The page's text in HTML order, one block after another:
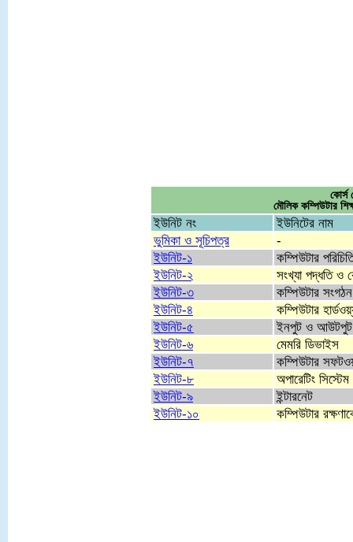
মৌলিক
ইউনিট নং
ইউনিটের নাম
ভুমিকা ও সূচিপত্র
-
ইউনিট-১
কম্পিউটার
ইউনিট-২
সংখ্যা পদ্ধতি ও
ইউনিট-৩
কম্পিউটার
ইউনিট-৪
কম্পিউটার
ইউনিট-৫
ইনপুট ও আউটপুট
ইউনিট-৬
মেমরি ডিভাইস
ইউনিট-৭
কম্পিউটার
ইউনিট-৮
অপারেটিং সিস্টেম
ইউনিট-৯
ইন্টারনেট
ইউনিট-১০
কম্পিউটার